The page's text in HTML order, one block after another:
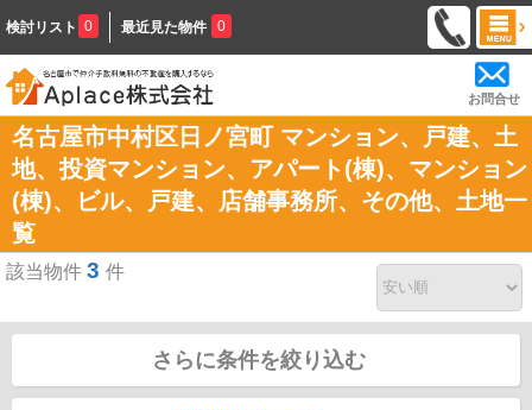
検討リスト 0 最近見た物件 0
お問合せ
名古屋市中村区日ノ宮町 マンション、戸建、土
地、投資マンション、アパート(棟)、マンション
(棟)、ビル、戸建、店舗事務所、その他、土地一
覧
該当物件 3 件
さらに条件を絞り込む